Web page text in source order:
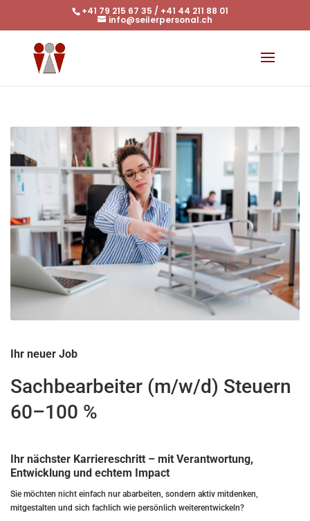
+41 79 215 67 35 / +41 44 211 88 01
info@seilerpersonal.ch
Ihr neuer Job
Sachbearbeiter (m/w/d) Steuern
60–100 %
Ihr nächster Karriereschritt – mit Verantwortung,
Entwicklung und echtem Impact
Sie möchten nicht einfach nur abarbeiten, sondern aktiv mitdenken,
mitgestalten und sich fachlich wie persönlich weiterentwickeln?